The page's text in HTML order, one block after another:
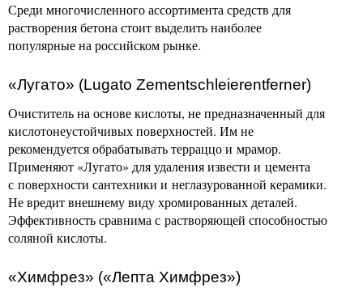
Среди многочисленного ассортимента средств для
растворения бетона стоит выделить наиболее
популярные на российском рынке.
«Лугато» (Lugato Zementschleierentferner)
Очиститель на основе кислоты, не предназначенный для
кислотонеустойчивых поверхностей. Им не
рекомендуется обрабатывать терраццо и мрамор.
Применяют «Лугато» для удаления извести и цемента
с поверхности сантехники и неглазурованной керамики.
Не вредит внешнему виду хромированных деталей.
Эффективность сравнима с растворяющей способностью
соляной кислоты.
«Химфрез» («Лепта Химфрез»)